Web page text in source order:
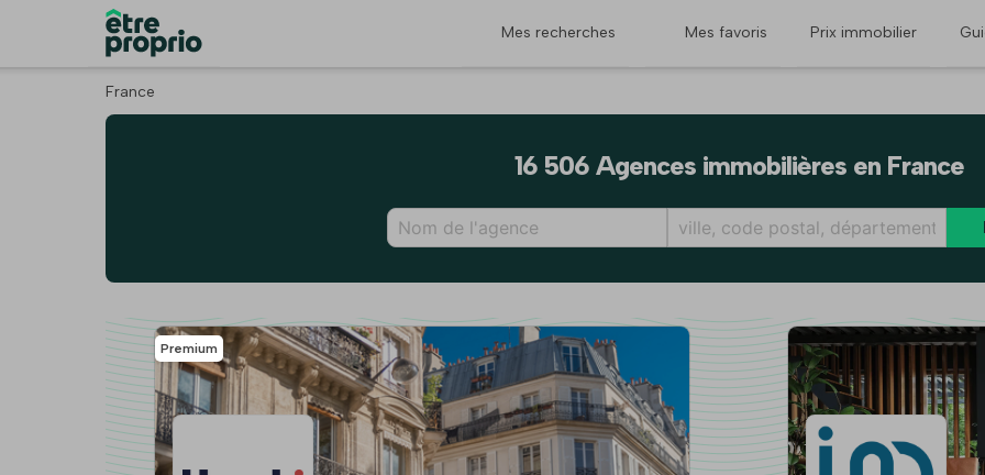
Mes recherches Mes favoris Prix immobilier
France
16 506 Agences immobilières en France
Premium